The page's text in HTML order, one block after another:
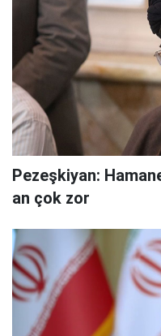
Pezeşkiyan:
an çok zor